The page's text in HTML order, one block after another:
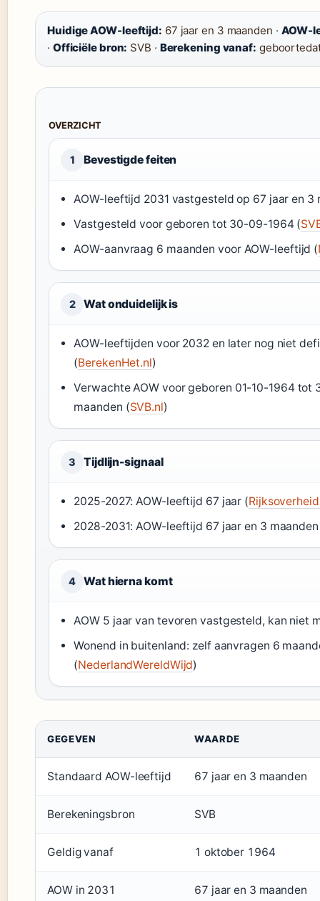
Huidige AOW-leeftijd: 67 jaar en 3 maanden · AOW-
· Officiële bron: SVB · Berekening vanaf:
OVERZICHT
1 Bevestigde feiten
AOW-leeftijd 2031 vastgesteld op 67 jaar en 3
Vastgesteld voor geboren tot 30-09-1964 (
AOW-aanvraag 6 maanden voor AOW-leeftijd (
2 Wat onduidelijk is
AOW-leeftijden voor 2032 en later nog niet
(BerekenHet.nl)
Verwachte AOW voor geboren 01-10-1964 tot
maanden (SVB.nl)
3 Tijdlijn-signaal
2025-2027: AOW-leeftijd 67 jaar (
2028-2031: AOW-leeftijd 67 jaar en 3
4 Wat hierna komt
AOW 5 jaar van tevoren vastgesteld, kan niet
Wonend in buitenland: zelf aanvragen 6
(NederlandWereldWijd)
GEGEVEN WAARDE
Standaard AOW-leeftijd 67 jaar en 3 maanden
Berekeningsbron SVB
Geldig vanaf 1 oktober 1964
AOW in 2031 67 jaar en 3 maanden